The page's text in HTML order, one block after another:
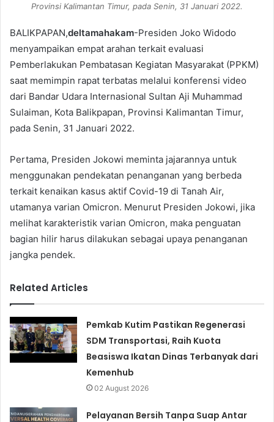
Provinsi Kalimantan Timur, pada Senin, 31 Januari 2022.
BALIKPAPAN,deltamahakam-Presiden Joko Widodo
menyampaikan empat arahan terkait evaluasi
Pemberlakukan Pembatasan Kegiatan Masyarakat (PPKM)
saat memimpin rapat terbatas melalui konferensi video
dari Bandar Udara Internasional Sultan Aji Muhammad
Sulaiman, Kota Balikpapan, Provinsi Kalimantan Timur,
pada Senin, 31 Januari 2022.
Pertama, Presiden Jokowi meminta jajarannya untuk
menggunakan pendekatan penanganan yang berbeda
terkait kenaikan kasus aktif Covid-19 di Tanah Air,
utamanya varian Omicron. Menurut Presiden Jokowi, jika
melihat karakteristik varian Omicron, maka penguatan
bagian hilir harus dilakukan sebagai upaya penanganan
jangka pendek.
Related Articles
Pemkab Kutim Pastikan Regenerasi
SDM Transportasi, Raih Kuota
Beasiswa Ikatan Dinas Terbanyak dari
Kemenhub
02 August 2026
Pelayanan Bersih Tanpa Suap Antar